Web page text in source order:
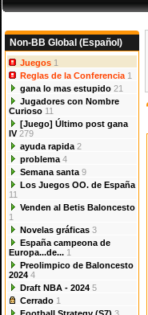
Non-BB Global (Español)
Juegos 1
Reglas de la Conferencia 1
gana lo mas estupido 21
Jugadores con Nombre
Curioso 11
[Juego] Último post gana
IV 279
ayuda rapida 2
problema 4
Semana santa 9
Los Juegos OO. de España
11
Venden al Betis Baloncesto
1
Novelas gráficas 3
España campeona de
Europa...de... 1
Preolimpico de Baloncesto
2024 4
Draft NBA - 2024 5
Cerrado 1